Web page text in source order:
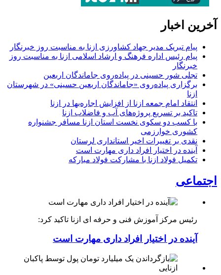
آخرین اخبار
پیام تبریک مدیر جهاد کشاورزی ازنا به مناسبت روز خبرنگار
پیام رئیس اداره فرهنگ و ارشاد اسلامی ازنا به مناسبت روز
خبرنگار
تجلی شور حسینی در پیاده‌روی جاماندگان اربعین
برگزاری پیاده‌روی «جاماندگان اربعین حسینی» در شهرستان
ازنا
انتقاد امام جمعه ازنا از افزایش اجاره‌بها در ازنا
تاکید بر تسریع پروژه‌های آب و فاضلاب ازنا
با کسب دو سکوی نخست استان ازنا مسافر جشنواره
کشوری خوارزمی
نقدی بر تغییرات اخیر استانداری لرستان
آینده در اختیار افراد داری مهارت است
تکمیل فولاد ازنا با مشارکت فولاد مبارکه
اجتماعی
رئیس مرکز آموزش فنی و حرفه ای ازنا تاکید کرد:
آینده در اختیار افراد داری مهارت است